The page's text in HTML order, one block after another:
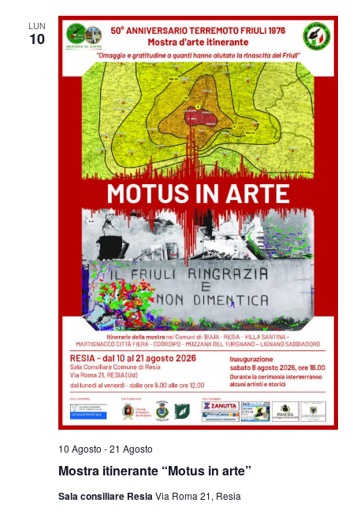
LUN
10
Mostra itinerante “Motus in arte”
10 Agosto -21 Agosto
Sala consiliare ResiaVia Roma 21, Resia